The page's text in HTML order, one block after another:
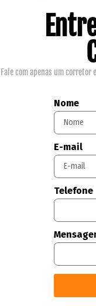
Fale com apenas um corretor
Nome
E-mail
Telefone